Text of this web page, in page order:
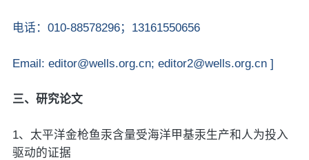
电话：010-88578296；13161550656
Email: editor@wells.org.cn; editor2@wells.org.cn ]
三、研究论文
1、太平洋金枪鱼汞含量受海洋甲基汞生产和人为投入
驱动的证据